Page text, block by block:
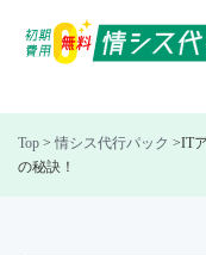
Top > 情シス代行パック >IT
の秘訣！